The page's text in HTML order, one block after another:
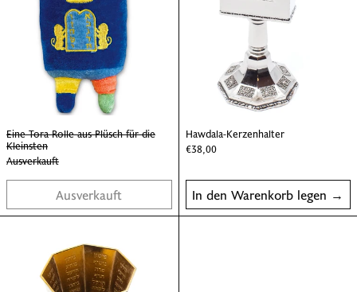
Eine Tora-Rolle aus Plüsch für die
Kleinsten
Ausverkauft
Ausverkauft
Hawdala-Kerzenhalter
€38,00
In den Warenkorb legen